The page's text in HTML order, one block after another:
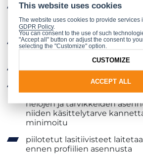
se tarjoaa parhaat mahdolliset
akustiikkaominaisuudet
profiilikoon kanssa
yksilöllinen asennuspaneeli
perusprofiileista
siinä on käytetty
joka lyhentää käsittelyaikaa
helojen ja tarvikkeiden
niiden käsittelytarve
minimoitu
piilotetut lasitiivisteet
ennen profiilien asennusta
This website uses cookies
The website uses cookies to provide services
GDPR Policy.
You can consent to the use of such
"Accept all" button or adjust the consent to
selecting the "Customize" option.
ACCEPT ALL
CUSTOMIZE